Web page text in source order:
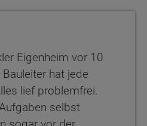
Eigenheim vor 10
hat jede
lief problemfrei.
selbst